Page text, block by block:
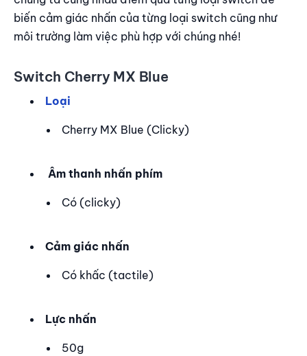
biến cảm giác nhấn của từng loại switch cũng như
môi trường làm việc phù hợp với chúng nhé!
Switch Cherry MX Blue
Loại
Cherry MX Blue (Clicky)
Âm thanh nhấn phím
Có (clicky)
Cảm giác nhấn
Có khấc (tactile)
Lực nhấn
50g